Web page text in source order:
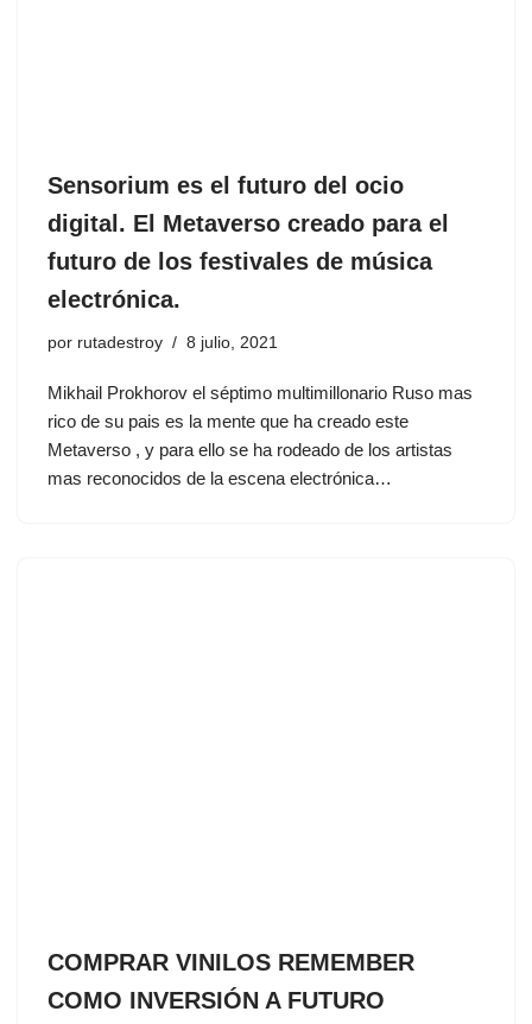
Sensorium es el futuro del ocio
digital. El Metaverso creado para el
futuro de los festivales de música
electrónica.
por rutadestroy 8 julio, 2021
Mikhail Prokhorov el séptimo multimillonario Ruso mas
rico de su pais es la mente que ha creado este
Metaverso , y para ello se ha rodeado de los artistas
mas reconocidos de la escena electrónica…
COMPRAR VINILOS REMEMBER
COMO INVERSIÓN A FUTURO